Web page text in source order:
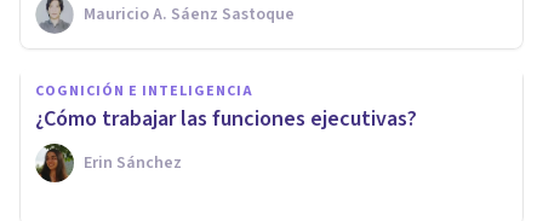
Mauricio A. Sáenz Sastoque
COGNICIÓN E INTELIGENCIA
¿Cómo trabajar las funciones ejecutivas?
Erin Sánchez
NEUROCIENCIAS
Neurociencias: la nueva forma
de entender a la mente
humana